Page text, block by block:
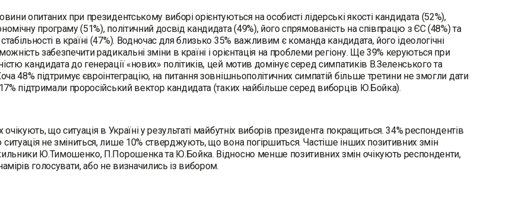
опитаних при президентському виборі орієнтуються на особисті лідерські якості кандидата (52%),
програму (51%), політичний досвід кандидата (49%), його спрямованість на співпрацю з ЄС (48%) та
в країні (47%). Водночас для близько 35% важливим є команда кандидата, його ідеологічні
забезпечити радикальні зміни в країні і орієнтація на проблеми регіону. Ще 39% керуються при
кандидата до генерації «нових» політиків, цей мотив домінує серед симпатиків В.Зеленського та
48% підтримує євроінтеграцію, на питання зовнішньополітичних симпатій більше третини не змогли дати
підтримали проросійський вектор кандидата (таких найбільше серед виборців Ю.Бойка).
очікують, що ситуація в Україні у результаті майбутніх виборів президента покращиться. 34% респондентів
не зміниться, лише 10% стверджують, що вона погіршиться. Частіше інших позитивних змін
Ю.Тимошенко, П.Порошенка та Ю.Бойка. Відносно менше позитивних змін очікують респонденти,
голосувати, або не визначились із вибором.